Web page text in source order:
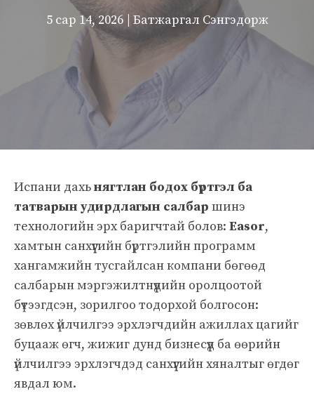
5 сар 14, 2026 | Батжаргал Сэнгэдорж
Испани дахьнягтлан бодох бүртгэл ба
татварын удирдлагын салбар шинэ
технологийн эрх баригчтай болов: Easor,
хамтын санхүүгийн бүртгэлийн программ
хангамжийн тусгайлсан компани бөгөөд
салбарын мэргэжилтнүүдийн оролцоотой
бүтээгдсэн, зорилгоо тодорхой болгосон:
зөвлөх үйлчилгээ эрхлэгчдийн ажиллах цагийг
буцааж өгч, жижиг дунд бизнесүүд ба өөрийн
үйлчилгээ эрхлэгчдэд санхүүгийн хяналтыг өгдөг
явдал юм.